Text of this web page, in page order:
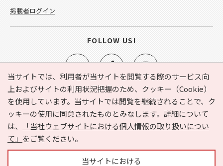
当サイトでは、利用者が当サイトを閲覧する際のサービス向
上およびサイトの利用状況把握のため、クッキー（Cookie）
を使用しています。当サイトでは閲覧を継続されることで、ク
ッキーの使用に同意されたものとみなします。詳細について
は、
「当社ウェブサイトにおける個人情報の取り扱いについ
て」 をご覧ください。
当サイトにおける
e-NAVITA（イーナビタ）とは？ お気に入り
ヘルプ
利用規約
個人情報の取り扱いについて
運営会社
サイトマップ
広告掲載に関するお問い合わせ
掲載者ログイン
FOLLOW US!